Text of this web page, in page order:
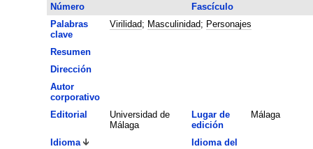
Número
Fascículo
Palabras
clave
Virilidad; Masculinidad; Personajes
Resumen
Dirección
Autor
corporativo
Editorial
Universidad de
Málaga
Lugar de
edición
Málaga
Idioma
Idioma del